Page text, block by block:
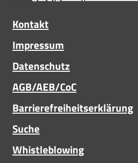
Kontakt
Impressum
Datenschutz
AGB/AEB/CoC
Barrierefreiheitserklärung
Suche
Whistleblowing